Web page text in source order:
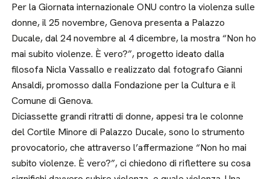
Per la Giornata internazionale ONU contro la violenza sulle
donne, il 25 novembre, Genova presenta a Palazzo
Ducale, dal 24 novembre al 4 dicembre, la mostra “Non ho
mai subito violenze. È vero?”, progetto ideato dalla
filosofa Nicla Vassallo e realizzato dal fotografo Gianni
Ansaldi, promosso dalla Fondazione per la Cultura e il
Comune di Genova.
Diciassette grandi ritratti di donne, appesi tra le colonne
del Cortile Minore di Palazzo Ducale, sono lo strumento
provocatorio, che attraverso l’affermazione “Non ho mai
subito violenze. È vero?”, ci chiedono di riflettere su cosa